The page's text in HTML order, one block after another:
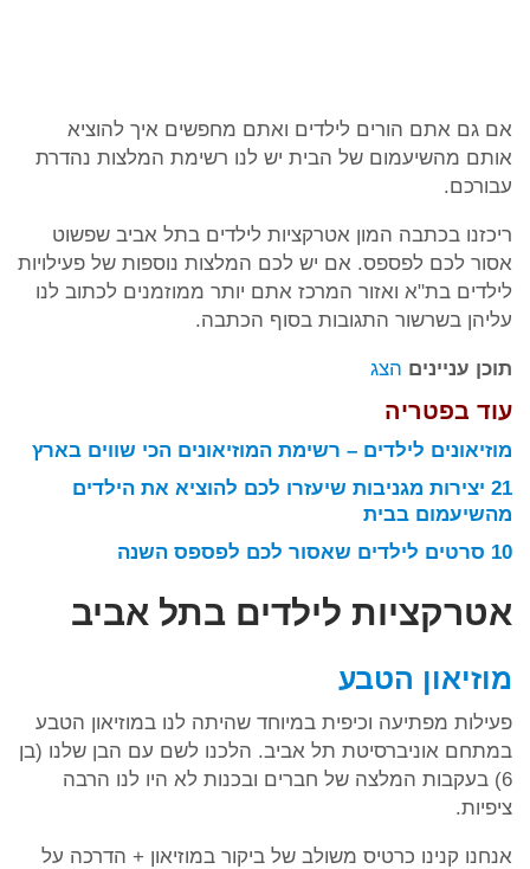
אם גם אתם הורים לילדים ואתם מחפשים איך להוציא
אותם מהשיעמום של הבית יש לנו רשימת המלצות נהדרת
עבורכם.
ריכזנו בכתבה המון אטרקציות לילדים בתל אביב שפשוט
אסור לכם לפספס. אם יש לכם המלצות נוספות של פעילויות
לילדים בת"א ואזור המרכז אתם יותר ממוזמנים לכתוב לנו
עליהן בשרשור התגובות בסוף הכתבה.
תוכן עניינים הצג
עוד בפטריה
מוזיאונים לילדים – רשימת המוזיאונים הכי שווים בארץ
21 יצירות מגניבות שיעזרו לכם להוציא את הילדים
מהשיעמום בבית
10 סרטים לילדים שאסור לכם לפספס השנה
אטרקציות לילדים בתל אביב
מוזיאון הטבע
פעילות מפתיעה וכיפית במיוחד שהיתה לנו במוזיאון הטבע
במתחם אוניברסיטת תל אביב. הלכנו לשם עם הבן שלנו (בן
6) בעקבות המלצה של חברים ובכנות לא היו לנו הרבה
ציפיות.
אנחנו קנינו כרטיס משולב של ביקור במוזיאון + הדרכה על